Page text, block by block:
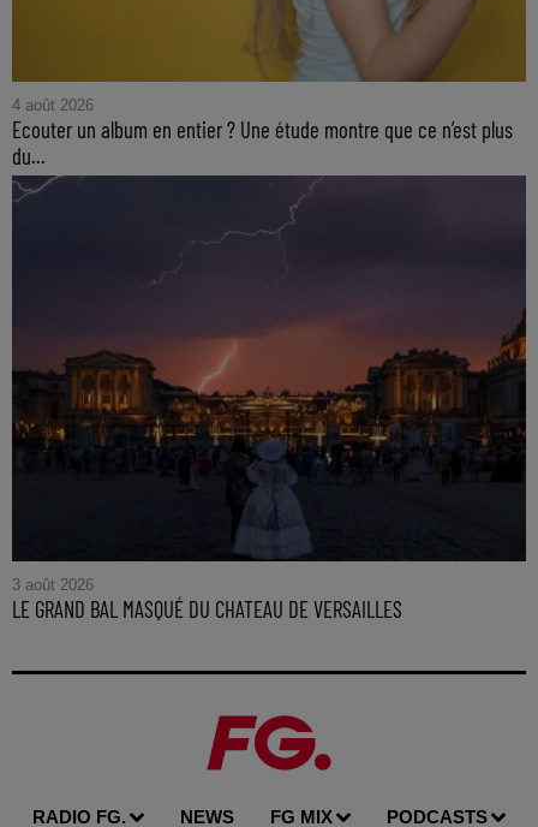
4 août 2026
Ecouter un album en entier ? Une étude montre que ce n’est plus
du...
3 août 2026
LE GRAND BAL MASQUÉ DU CHATEAU DE VERSAILLES
RADIO FG. NEWS FG MIX PODCASTS